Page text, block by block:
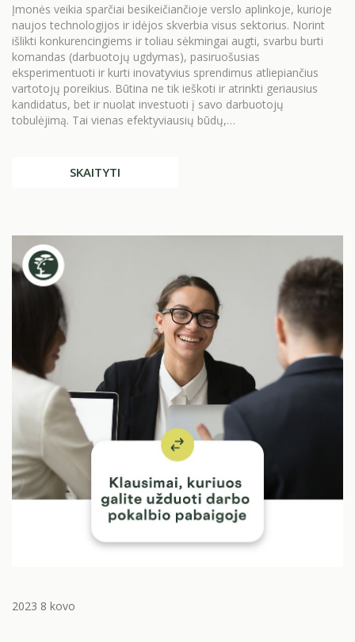
Įmonės veikia sparčiai besikeičiančioje verslo aplinkoje, kurioje
naujos technologijos ir idėjos skverbia visus sektorius. Norint
išlikti konkurencingiems ir toliau sėkmingai augti, svarbu burti
komandas (darbuotojų ugdymas), pasiruošusias
eksperimentuoti ir kurti inovatyvius sprendimus atliepiančius
vartotojų poreikius. Būtina ne tik ieškoti ir atrinkti geriausius
kandidatus, bet ir nuolat investuoti į savo darbuotojų
tobulėjimą. Tai vienas efektyviausių būdų,…
SKAITYTI
2023 8 kovo